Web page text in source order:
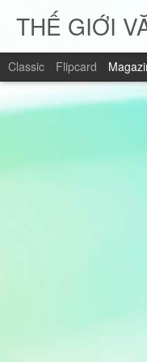
THẾ GIỚI
Classic Flipcard